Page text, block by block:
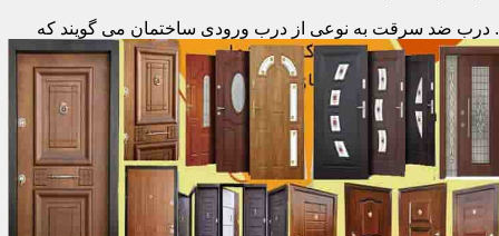
. درب ضد سرقت به نوعی از درب ورودی ساختمان می گویند که